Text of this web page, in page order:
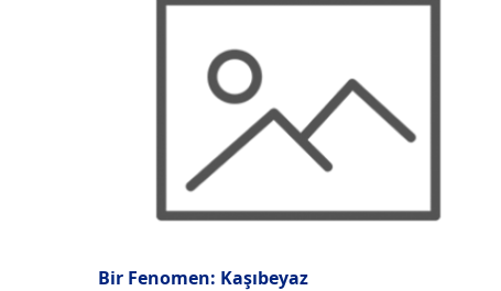
Bir Fenomen: Kaşıbeyaz